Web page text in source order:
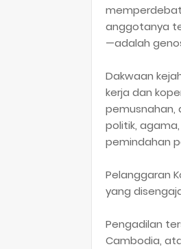
anggotanya
—adalah
Dakwaan
kerja dan
pemusnahan,
politik,
pemindahan
Pelanggaran
yang
Pengadilan
Cambodia,